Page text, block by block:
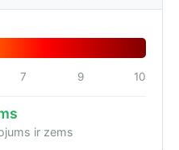
7 9 10
ir zems